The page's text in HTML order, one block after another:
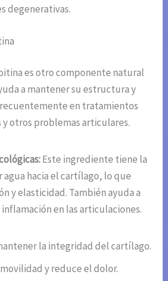
degenerativas.
es otro componente natural
a mantener su estructura y
en tratamientos
otros problemas articulares.
Este ingrediente tiene la
agua hacia el cartílago, lo que
y elasticidad. También ayuda a
en las articulaciones.
la integridad del cartílago.
y reduce el dolor.